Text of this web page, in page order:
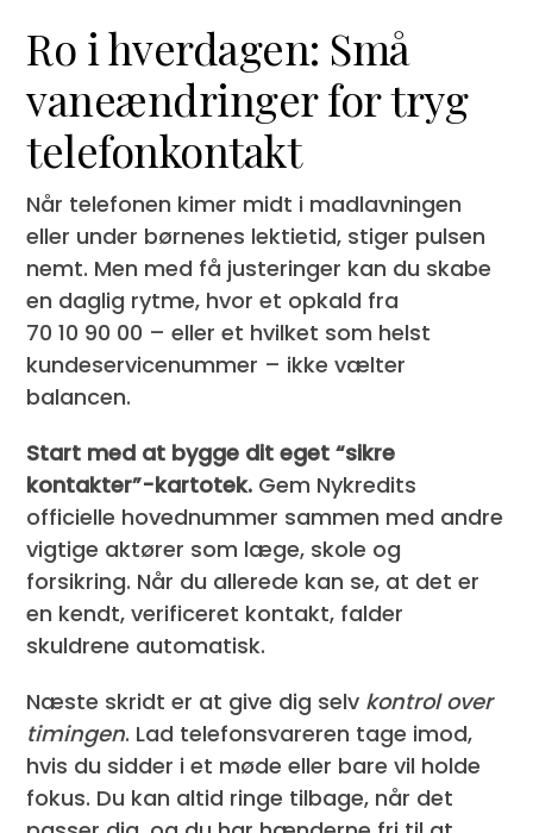
Ro i hverdagen: Små
vaneændringer for tryg
telefonkontakt
Når telefonen kimer midt i madlavningen
eller under børnenes lektietid, stiger pulsen
nemt. Men med få justeringer kan du skabe
en daglig rytme, hvor et opkald fra
70 10 90 00 – eller et hvilket som helst
kundeservicenummer – ikke vælter
balancen.
Start med at bygge dit eget “sikre
kontakter”-kartotek. Gem Nykredits
officielle hovednummer sammen med andre
vigtige aktører som læge, skole og
forsikring. Når du allerede kan se, at det er
en kendt, verificeret kontakt, falder
skuldrene automatisk.
Næste skridt er at give dig selv kontrol over
timingen. Lad telefonsvareren tage imod,
hvis du sidder i et møde eller bare vil holde
fokus. Du kan altid ringe tilbage, når det